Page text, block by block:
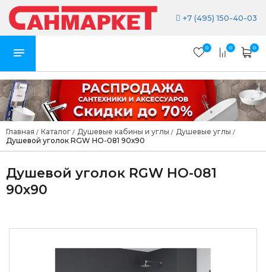
+7 (495) 150-40-03
0 0 0
Главная / Каталог / Душевые кабины и углы / Душевые углы /
Душевой уголок RGW HO-081 90х90
Душевой уголок RGW HO-081
90х90